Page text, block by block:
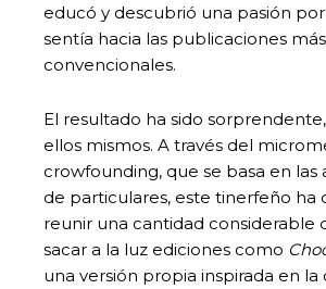
educó y descubrió una pasión
sentía hacia las publicaciones más
convencionales.
El resultado ha sido
ellos mismos. A través del
crowfounding, que se basa en las
de particulares, este tinerfeño ha
reunir una cantidad considerable
sacar a la luz ediciones como
una versión propia inspirada en la